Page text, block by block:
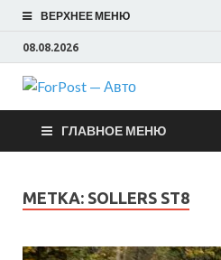
ВЕРХНЕЕ МЕНЮ
08.08.2026
ГЛАВНОЕ МЕНЮ
МЕТКА: SOLLERS ST8